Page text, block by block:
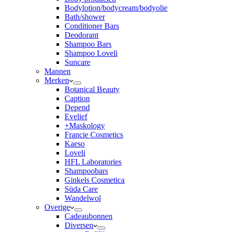
Bodylotion/bodycream/bodyolie
Bath/shower
Conditioner Bars
Deodorant
Shampoo Bars
Shampoo Loveli
Suncare
Mannen
Merken
Botanical Beauty
Caption
Depend
Evelief
+Maskology
Francie Cosmetics
Kaeso
Loveli
HFL Laboratories
Shampoobars
Ginkels Cosmetica
Süda Care
Wandelwol
Overige
Cadeaubonnen
Diversen